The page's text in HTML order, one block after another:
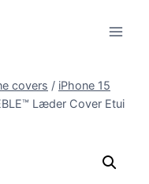
covers / iPhone 15
Læder Cover Etui